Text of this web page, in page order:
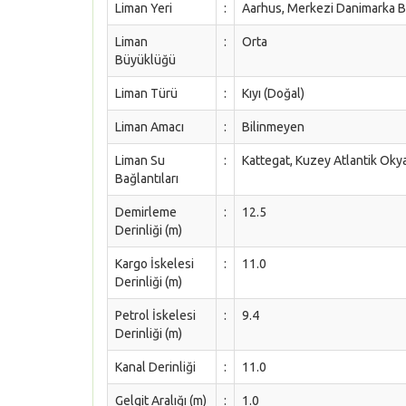
Liman Yeri : Aarhus, Merkezi Danimarka
Liman
Büyüklüğü
: Orta
Liman Türü : Kıyı (Doğal)
Liman Amacı : Bilinmeyen
Liman Su
Bağlantıları
: Kattegat, Kuzey Atlantik
Demirleme
Derinliği (m)
: 12.5
Kargo İskelesi
Derinliği (m)
: 11.0
Petrol İskelesi
Derinliği (m)
: 9.4
Kanal Derinliği : 11.0
Gelgit Aralığı (m) : 1.0